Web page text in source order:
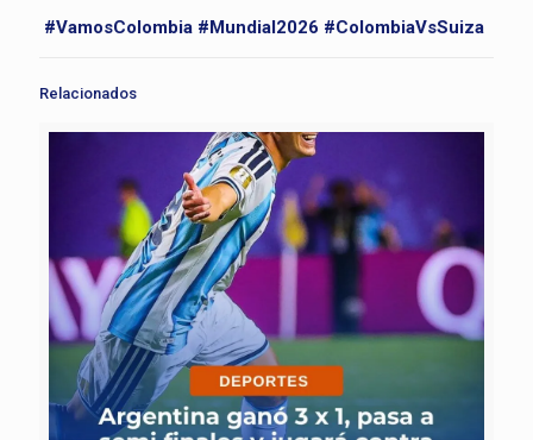
#VamosColombia #Mundial2026 #ColombiaVsSuiza
Relacionados